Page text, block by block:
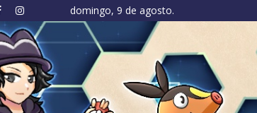
domingo, 9 de agosto.